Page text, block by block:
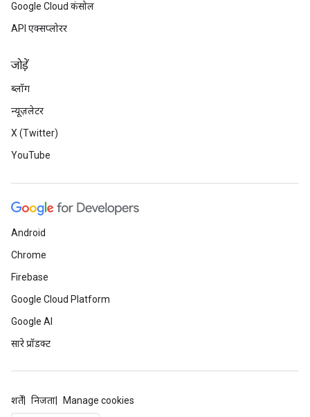
Google Cloud कंसोल
API एक्सप्लोरर
जोड़ें
ब्लॉग
न्यूज़लेटर
X (Twitter)
YouTube
Android
Chrome
Firebase
Google Cloud Platform
Google AI
सारे प्रॉडक्ट
शर्तें निजता Manage cookies